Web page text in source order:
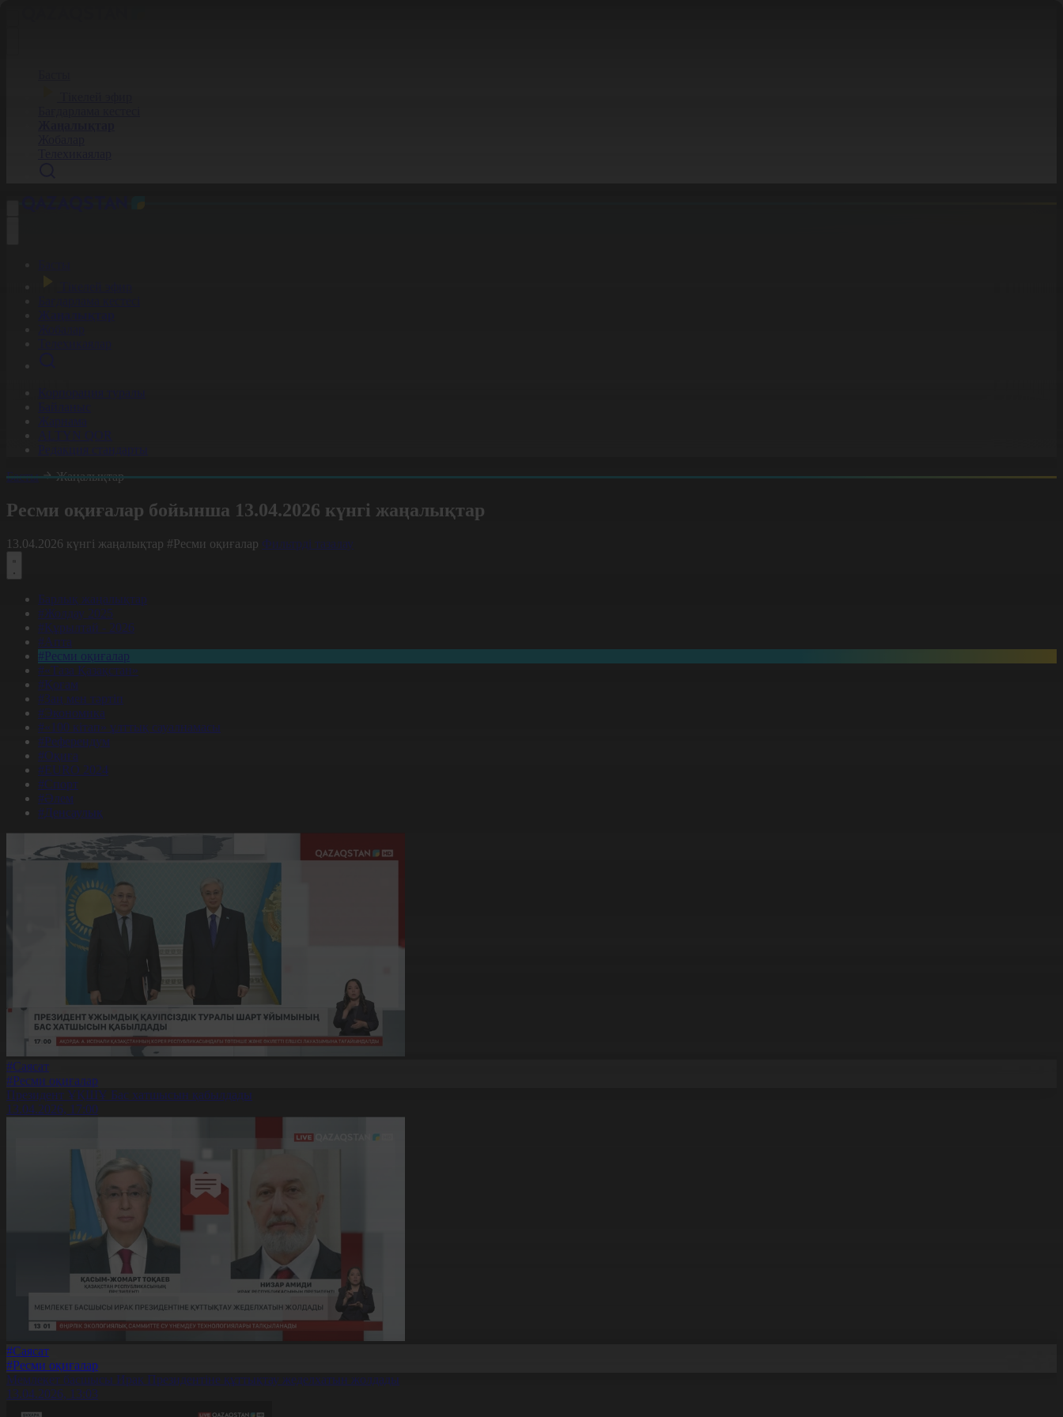
Корпорация туралы
Байланыс
Жарнама
ALTYN QOR
Редакция стандарты
Басты
Жаңалықтар
Ресми оқиғалар бойынша 13.04.2026 күнгі жаңалықтар
13.04.2026 күнгі жаңалықтар #Ресми оқиғалар Фильтрді тазалау
Барлық жаңалықтар
#Жолдау 2025
#Құрылтай - 2026
#Апта
#Ресми оқиғалар
#«Таза Қазақстан»
#Қоғам
#Заң мен тәртіп
#Экономика
#«100 кітап» ұлттық сауалнамасы
#Референдум
#Оқиға
#EURO 2024
#Спорт
#Әлем
#Денсаулық
#Саясат
#Ресми оқиғалар
Президент ҰҚШҰ Бас хатшысын қабылдады
13.04.2026, 17:00
#Саясат
#Ресми оқиғалар
Мемлекет басшысы Ирак Президентіне құттықтау жеделхатын жолдады
13.04.2026, 13:03